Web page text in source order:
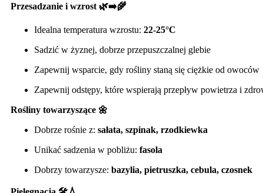
Przesadzanie i wzrost 🌿➡️🌾
Idealna temperatura wzrostu: 22-25°C
Sadzić w żyznej, dobrze przepuszczalnej glebie
Zapewnij wsparcie, gdy rośliny staną się ciężkie od owoców
Zapewnij odstępy, które wspierają przepływ powietrza i
Rośliny towarzyszące 🌼
Dobrze rośnie z: sałata, szpinak, rzodkiewka
Unikać sadzenia w pobliżu: fasola
Dobrzy towarzysze: bazylia, pietruszka, cebula, czosnek